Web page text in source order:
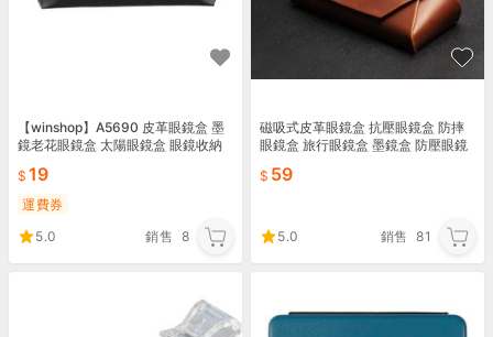
【winshop】A5690 皮革眼鏡盒 墨
鏡老花眼鏡盒 太陽眼鏡盒 眼鏡收納
19
運費券
5.0
銷售 8
磁吸式皮革眼鏡盒 抗壓眼鏡盒 防摔
眼鏡盒 旅行眼鏡盒 墨鏡盒 防壓眼鏡
《約翰家庭百
59
5.0 銷售 81